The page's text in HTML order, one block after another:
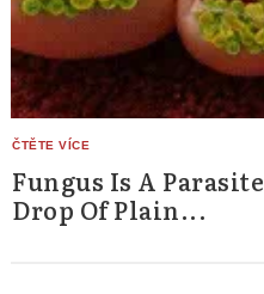
Fungus Is A
Drop Of Plain...